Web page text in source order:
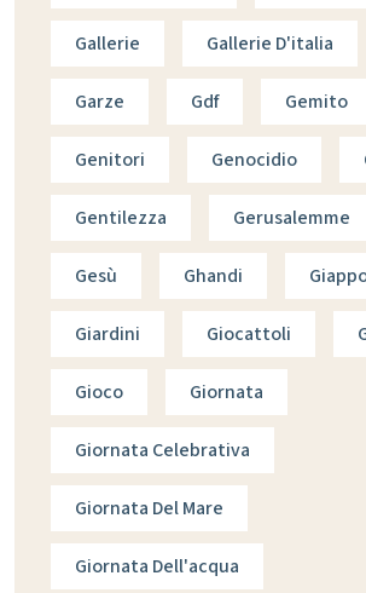
Gallerie Gallerie D'italia
Garze Gdf Gemito
Genitori Genocidio
Gentilezza Gerusalemme
Gesù Ghandi
Giardini Giocattoli
Gioco Giornata
Giornata Celebrativa
Giornata Del Mare
Giornata Dell'acqua